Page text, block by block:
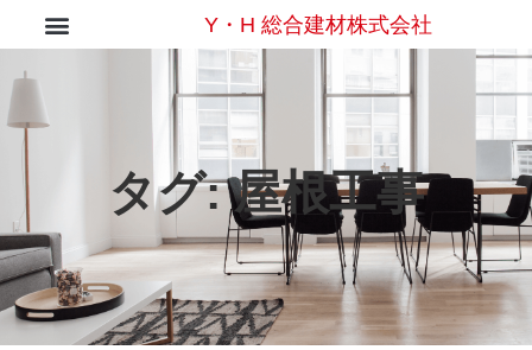
Y・H 総合建材株式会社
タグ:屋根工事